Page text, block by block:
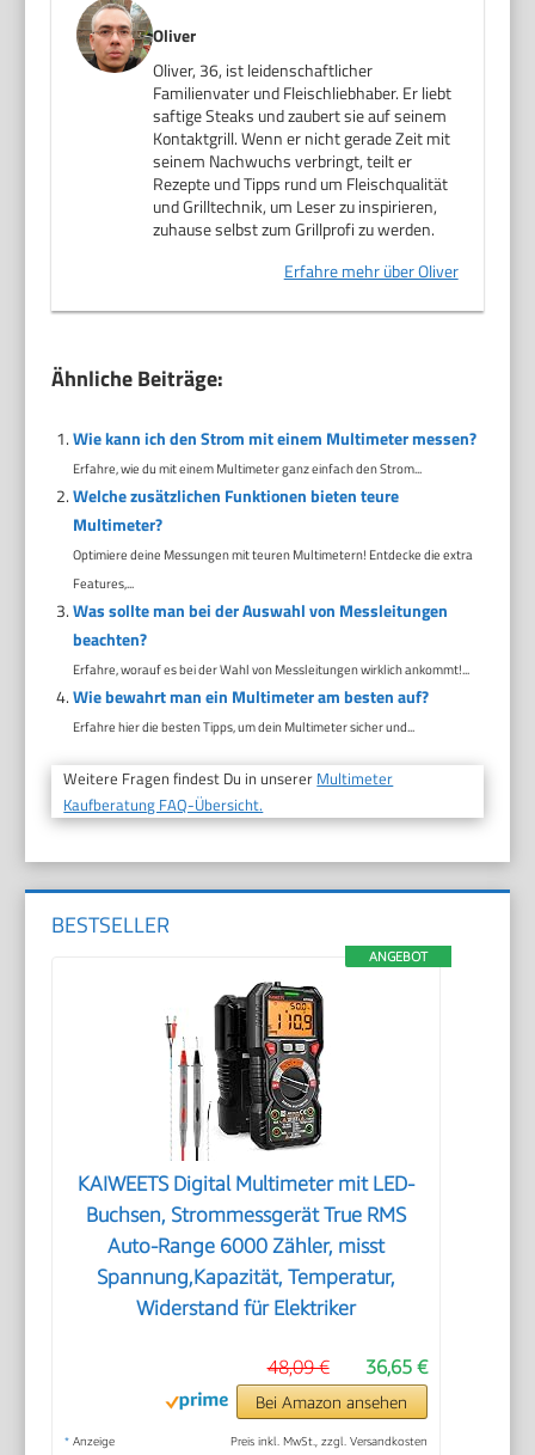
Oliver
Oliver, 36, ist leidenschaftlicher
Familienvater und Fleischliebhaber. Er liebt
saftige Steaks und zaubert sie auf seinem
Kontaktgrill. Wenn er nicht gerade Zeit mit
seinem Nachwuchs verbringt, teilt er
Rezepte und Tipps rund um Fleischqualität
und Grilltechnik, um Leser zu inspirieren,
zuhause selbst zum Grillprofi zu werden.
Erfahre mehr über Oliver
Ähnliche Beiträge:
Wie kann ich den Strom mit einem Multimeter messen?
Erfahre, wie du mit einem Multimeter ganz einfach den Strom...
Welche zusätzlichen Funktionen bieten teure
Multimeter?
Optimiere deine Messungen mit teuren Multimetern! Entdecke die extra
Features,...
Was sollte man bei der Auswahl von Messleitungen
beachten?
Erfahre, worauf es bei der Wahl von Messleitungen wirklich ankommt!...
Wie bewahrt man ein Multimeter am besten auf?
Erfahre hier die besten Tipps, um dein Multimeter sicher und...
Weitere Fragen findest Du in unserer Multimeter
Kaufberatung FAQ-Übersicht.
BESTSELLER
ANGEBOT
KAIWEETS Digital Multimeter mit LED-
Buchsen, Strommessgerät True RMS
Auto-Range 6000 Zähler, misst
Spannung,Kapazität, Temperatur,
Widerstand für Elektriker
36,65 €
48,09 €
Bei Amazon ansehen
* Anzeige Preis inkl. MwSt., zzgl. Versandkosten